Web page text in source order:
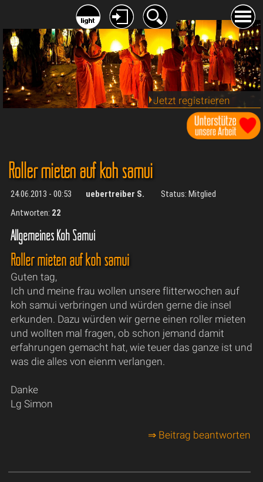
Jetzt registrieren
Roller mieten auf koh samui
24.06.2013 - 00:53 uebertreiber S.
Status: Mitglied
Antworten: 22
Allgemeines Koh Samui
Roller mieten auf koh samui
Guten tag,
Ich und meine frau wollen unsere flitterwochen auf
koh samui verbringen und würden gerne die insel
erkunden. Dazu würden wir gerne einen roller mieten
und wollten mal fragen, ob schon jemand damit
erfahrungen gemacht hat, wie teuer das ganze ist und
was die alles von eienm verlangen.
Danke
Lg Simon
⇒ Beitrag beantworten